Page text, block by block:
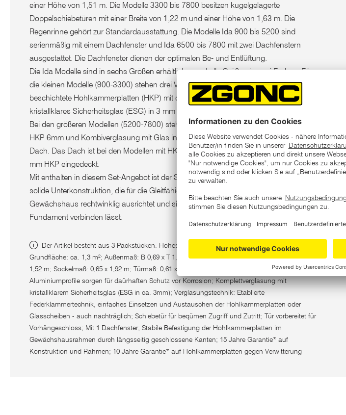
einer Höhe von 1,51 m. Die Modelle 3300 bis 7800 besitzen kugelgelagerte
Doppelschiebetüren mit einer Breite von 1,22 m und einer Höhe von 1,63 m. Die
Regenrinne gehört zur Standardausstattung. Die Modelle Ida 900 bis 5200 sind
serienmäßig mit einem Dachfenster und Ida 6500 bis 7800 mit zwei Dachfenstern
ausgestattet. Die Dachfenster dienen der optimalen Be- und Entlüftung.
Die Ida Modelle sind in sechs Größen erhältlich – und alle Größen in zwei Farben. Für
die kleinen Modelle (900-3300) stehen drei Verglasungsoptionen zur Auswahl: UV-
beschichtete Hohlkammerplatten (HKP) mit ca. 4 oder ca. 6mm Stärke und
kristallklares Sicherheitsglas (ESG) in 3 mm Stärke.
Bei den größeren Modellen (5200-7800) stehen zwei Verglasungsarten zur Auswahl:
HKP 6mm und Kombiverglasung mit Glas in den Seiten und Hohlkammerplatten im
Dach. Das Dach ist bei den Modellen mit HKP- und Kombiverglasung stets mit ca. 6
mm HKP eingedeckt.
Mit enthalten in diesem Set-Angebot ist der Stahlfundamentrahmen. Er bildet eine
solide Unterkonstruktion, die für die Gleitfähigkeit der Schiebetüren sorgt, das
Gewächshaus rechtwinklig ausrichtet und sich schnell und einfach mit dem
Fundament verbinden lässt.
Der Artikel besteht aus 3 Packstücken. Hohes Anlehnhaus für kleinste Grundflächen;
Grundfläche: ca. 1,3 m²; Außenmaß: B 0,69 x T 1,93 H x 1,82 m; Firsthöhe: 1,82 m; Traufenhöhe:
1,52 m; Sockelmaß: 0,65 x 1,92 m; Türmaß: 0,61 x 1,22 m; Farbe: Aluminium eloxiert; Eloxierte
Aluminiumprofile sorgen für daürhaften Schutz vor Korrosion; Komplettverglasung mit
kristallklarem Sicherheitsglas (ESG in ca. 3mm); Verglasungstechnik: Etablierte
Federklammertechnik, einfaches Einsetzen und Austauschen der Hohlkammerplatten oder
Glasscheiben - auch nachträglich; Schiebetür für beqümen Zugriff und Zutritt; Tür vorbereitet für
Vorhängeschloss; Mit 1 Dachfenster; Stabile Befestigung der Hohlkammerplatten im
Gewächshausrahmen durch längsseitig geschlossene Kanten; 15 Jahre Garantie* auf
Konstruktion und Rahmen; 10 Jahre Garantie* auf Hohlkammerplatten gegen Verwitterung